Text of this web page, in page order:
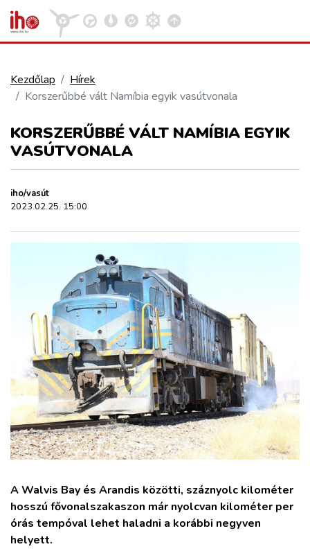
VASÚT
KÖZÚT
REPÜLÉS
KÖZLEKEDÉSFEJLESZTÉS
ELLÁTÁSI LÁNC
ZÖLDÚT
HAJÓZÁS
BLOG
ARCHÍVUM
BELÉPÉS
Kosár megtekintése
Kezdőlap
Hírek
Korszerűbbé vált Namíbia egyik vasútvonala
KORSZERŰBBÉ VÁLT NAMÍBIA EGYIK
VASÚTVONALA
iho/vasút
2023.02.25. 15:00
A Walvis Bay és Arandis közötti, száznyolc kilométer
hosszú fővonalszakaszon már nyolcvan kilométer per
órás tempóval lehet haladni a korábbi negyven
helyett.